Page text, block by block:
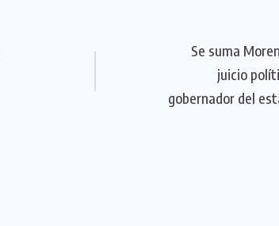
Se suma
juicio
gobernador del